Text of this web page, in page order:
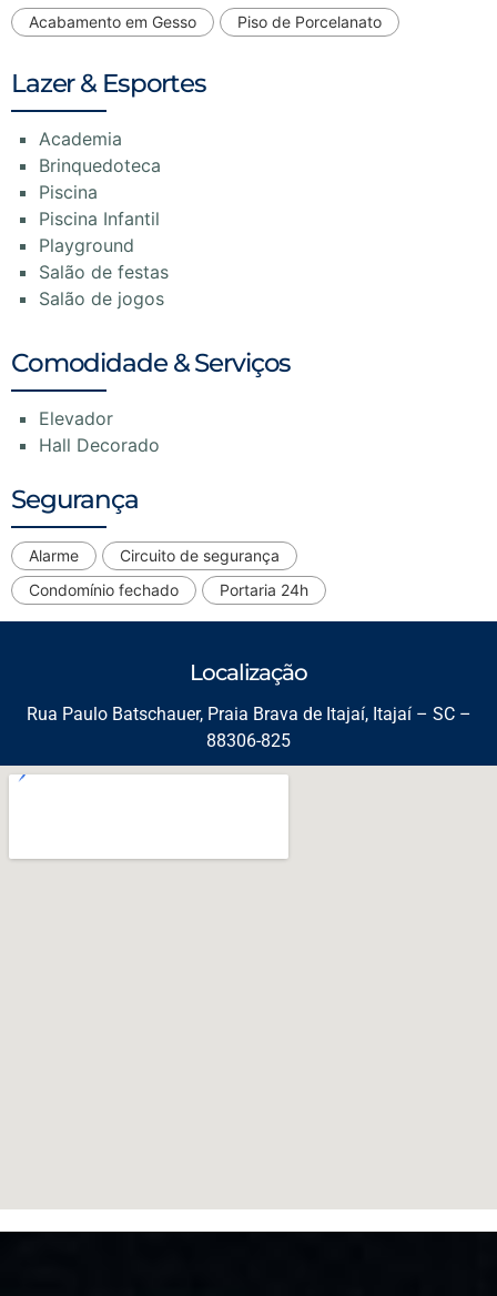
Acabamento em Gesso Piso de Porcelanato
Lazer & Esportes
Academia
Brinquedoteca
Piscina
Piscina Infantil
Playground
Salão de festas
Salão de jogos
Comodidade & Serviços
Elevador
Hall Decorado
Segurança
Alarme
Circuito de segurança
Condomínio fechado
Portaria 24h
Localização
Rua Paulo Batschauer, Praia Brava de Itajaí, Itajaí – SC –
88306-825